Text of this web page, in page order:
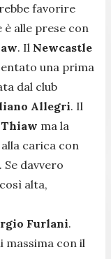
favorire
è alle prese con
. Il Newcastle
una prima
dal club
Allegri. Il
Thiaw ma la
carica con
davvero
alta,
Furlani.
massima con il